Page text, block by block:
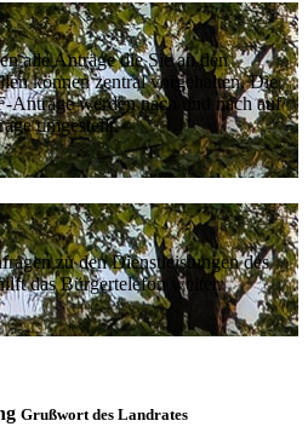
alle Anträge die Sie an den
können zentral vorgehalten. Die
Anträge werden nach und nach auf
umgestellt.
zu den Dienstleistungen des
das Bürgertelefon weiter.
Grußwort des Landrates